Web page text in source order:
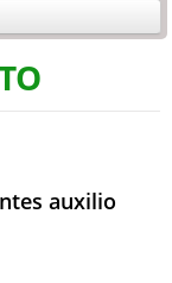
auxilio